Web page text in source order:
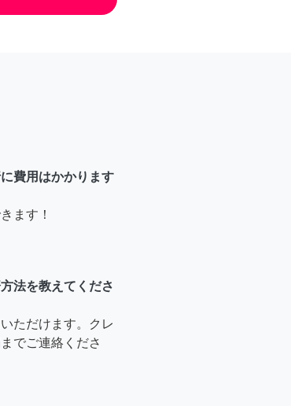
費用はかかります
ます！
法を教えてくださ
ただけます。クレ
でご連絡くださ